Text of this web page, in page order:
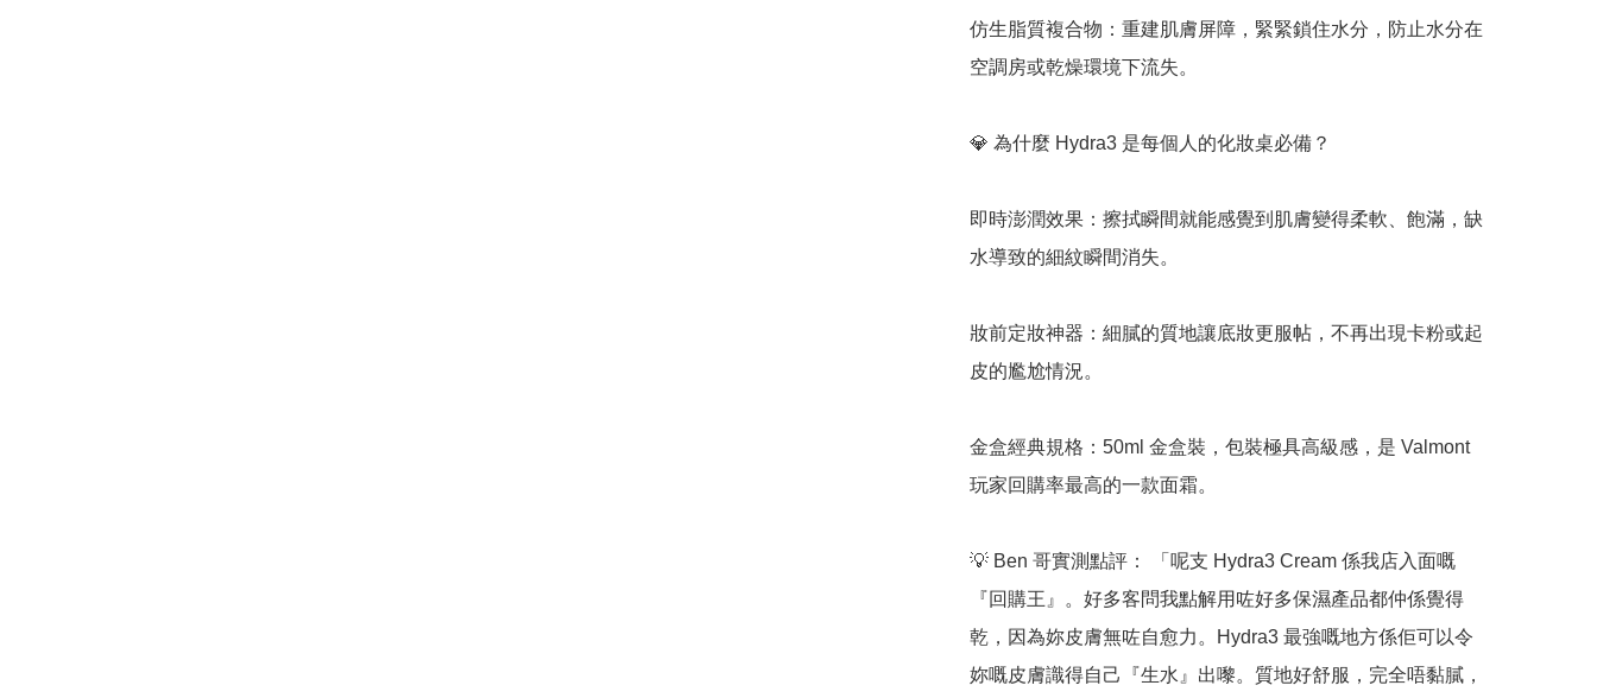
仿生脂質複合物：重建肌膚屏障，緊緊鎖住水分，防止水分在
空調房或乾燥環境下流失。
💎 為什麼 Hydra3 是每個人的化妝桌必備？
即時澎潤效果：擦拭瞬間就能感覺到肌膚變得柔軟、飽滿，缺
水導致的細紋瞬間消失。
妝前定妝神器：細膩的質地讓底妝更服帖，不再出現卡粉或起
皮的尷尬情況。
金盒經典規格：50ml 金盒裝，包裝極具高級感，是 Valmont
玩家回購率最高的一款面霜。
💡 Ben 哥實測點評： 「呢支 Hydra3 Cream 係我店入面嘅
『回購王』。好多客問我點解用咗好多保濕產品都仲係覺得
乾，因為妳皮膚無咗自愈力。Hydra3 最強嘅地方係佢可以令
妳嘅皮膚識得自己『生水』出嚟。質地好舒服，完全唔黏膩，